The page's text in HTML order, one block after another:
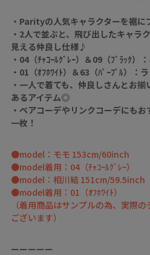
・Parityの人気キャラクターを裾に
・2人で並ぶと、飛び出したキャラ
見える仲良し仕様♪
・04（ﾁｬｺｰﾙｸﾞﾚｰ）＆09（ﾌﾞﾗｯｸ）
・01（ｵﾌﾎﾜｲﾄ）＆63（ﾊﾟｰﾌﾟﾙ）：
・一人で着ても、仲良しさんとお
あるアイテム◎
・ペアコーデやリンクコーデにも
一枚！
●model：モモ 153cm/60inch
●model着用：04（ﾁｬｺｰﾙｸﾞﾚｰ）
●model：相川結 151cm/59.5inch
●model着用：01（ｵﾌﾎﾜｲﾄ）
（着用商品はサンプルの為、実際
ございます）
ーーーーー